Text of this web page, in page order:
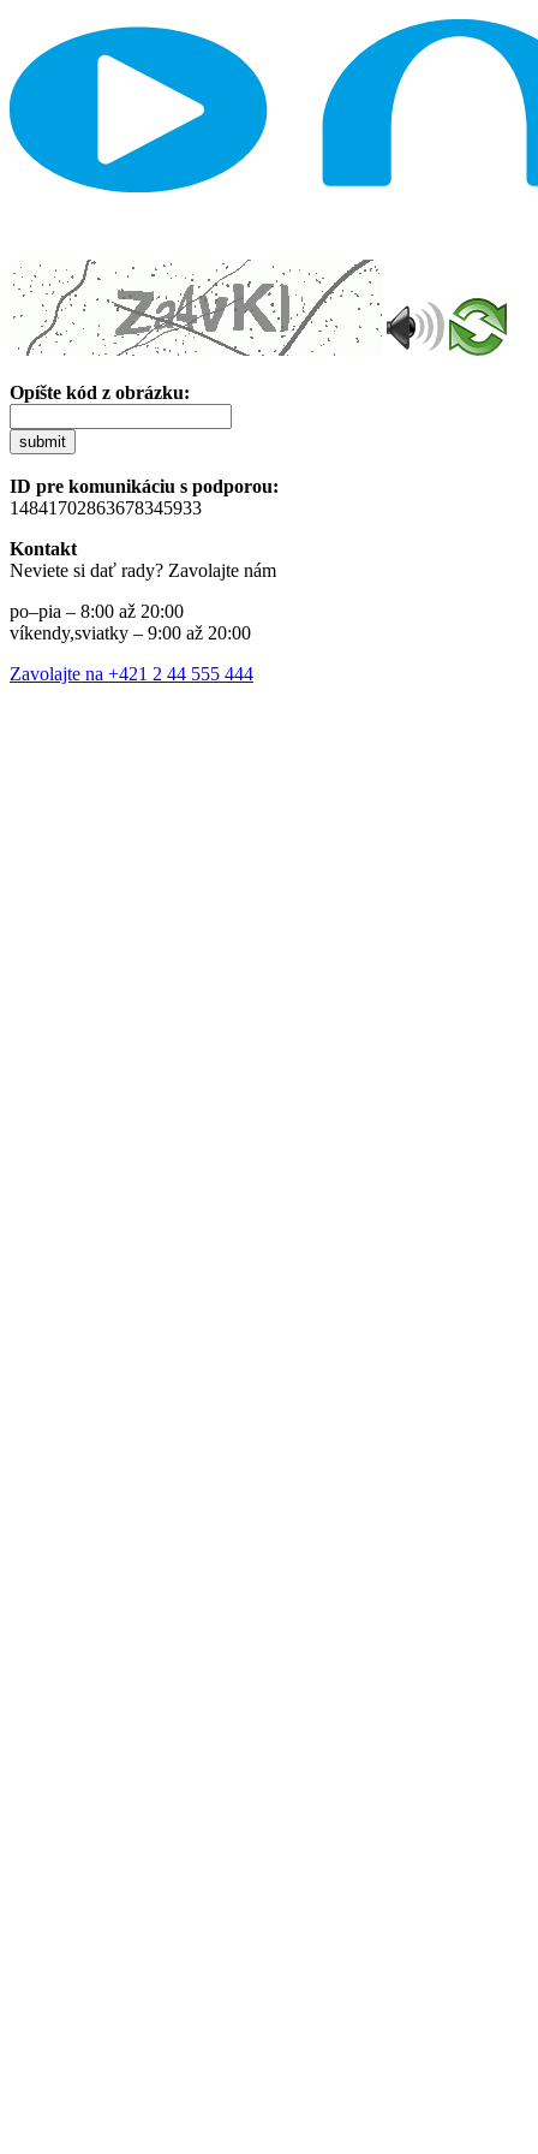
Opíšte kód z obrázku:
submit
ID pre komunikáciu s podporou:
14841702863678345933
Kontakt
Neviete si dať rady? Zavolajte nám
po–pia – 8:00 až 20:00
víkendy,sviatky – 9:00 až 20:00
Zavolajte na +421 2 44 555 444